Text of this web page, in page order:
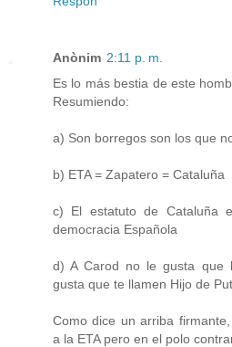
Anònim 2:11 p. m.
Es lo más bestia de este
Resumiendo:
a) Son borregos son los que no
b) ETA = Zapatero = Cataluña
c) El estatuto de Cataluña
democracia Española
d) A Carod no le gusta que
gusta que te llamen Hijo de
Como dice un arriba
a la ETA pero en el polo